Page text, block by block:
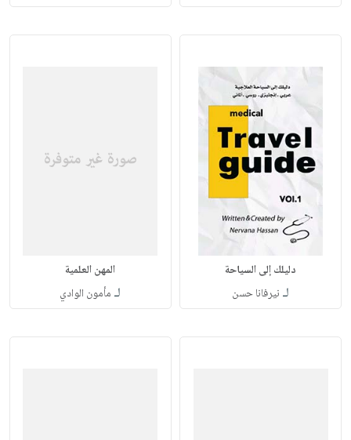
دليلك إلى السياحة
لـ نيرفانا حسن
المهن العلمية
لـ مأمون الوادي